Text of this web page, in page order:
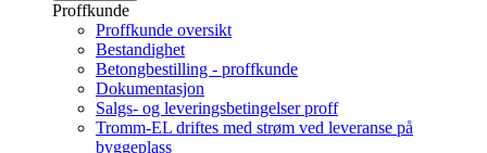
Proffkunde
Proffkunde oversikt
Bestandighet
Betongbestilling - proffkunde
Dokumentasjon
Salgs- og leveringsbetingelser proff
Tromm-EL driftes med strøm ved leveranse på
byggeplass